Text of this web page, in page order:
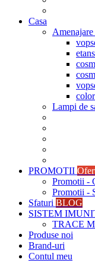
Casa
Lampi de
PROMOTII
Promotii -
Promotii -
Sfaturi BLOG
SISTEM
TRACE
Produse noi
Brand-uri
Contul meu